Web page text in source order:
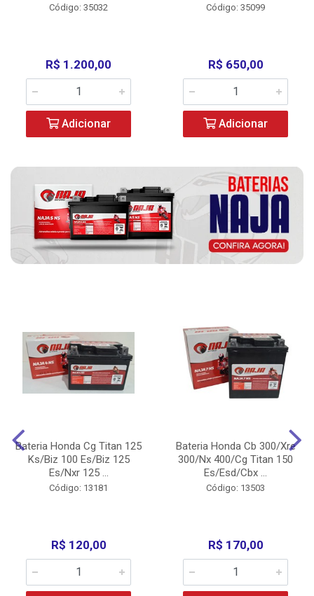
Código: 35032
R$ 1.200,00
Adicionar
Código: 35099
R$ 650,00
Adicionar
Bateria Honda Cg Titan 125
Ks/Biz 100 Es/Biz 125
Es/Nxr 125 ...
Código: 13181
R$ 120,00
Bateria Honda Cb 300/Xre
300/Nx 400/Cg Titan 150
Es/Esd/Cbx ...
Código: 13503
R$ 170,00